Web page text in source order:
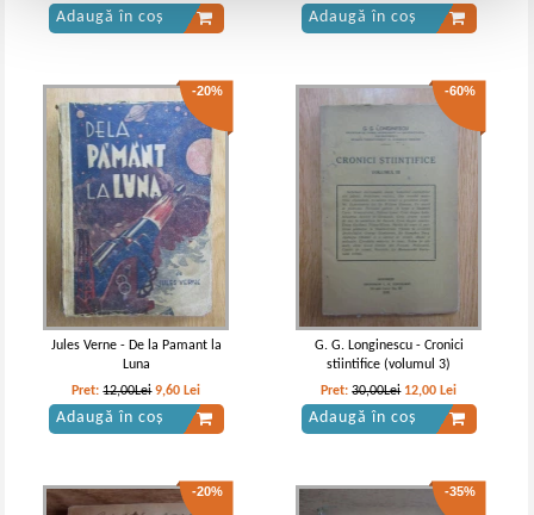
Anne Bronte - The tenant of wildfell
hall
IN STOC
Pret:
24,00 Lei
Adaugă în coș
Anne Bronte - Necunoscuta de la
Wildfell Hall
IN STOC
Pret:
10,00Lei
Adaugă în coș Adaugă în coș
-20%
Jules Verne - De la Pamant la
Luna
Pret:12,00Lei 9,60 Lei
Adaugă în coș
-60%
G. G. Longinescu - Cronici
stiintifice (volumul 3)
Pret:30,00Lei 12,00 Lei
Adaugă în coș
-20% -35%